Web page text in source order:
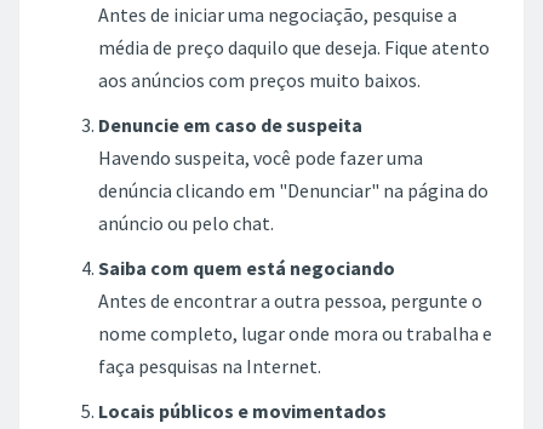
Antes de iniciar uma negociação, pesquise a
média de preço daquilo que deseja. Fique atento
aos anúncios com preços muito baixos.
Denuncie em caso de suspeita
Havendo suspeita, você pode fazer uma
denúncia clicando em "Denunciar" na página do
anúncio ou pelo chat.
Saiba com quem está negociando
Antes de encontrar a outra pessoa, pergunte o
nome completo, lugar onde mora ou trabalha e
faça pesquisas na Internet.
Locais públicos e movimentados